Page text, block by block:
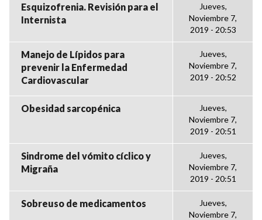
Esquizofrenia. Revisión para el
Internista
Jueves,
Noviembre 7,
2019 - 20:53
Manejo de Lípidos para
prevenir la Enfermedad
Cardiovascular
Jueves,
Noviembre 7,
2019 - 20:52
Obesidad sarcopénica
Jueves,
Noviembre 7,
2019 - 20:51
Sindrome del vómito cíclico y
Migraña
Jueves,
Noviembre 7,
2019 - 20:51
Sobreuso de medicamentos
Jueves,
Noviembre 7,